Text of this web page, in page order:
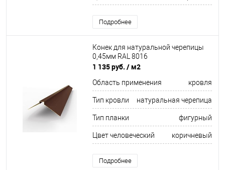
Подробнее
Конек для натуральной черепицы
0,45мм RAL 8016
1 135 руб. / м2
Область применения кровля
Тип кровли натуральная черепица
Тип планки фигурный
Цвет человеческий коричневый
Подробнее